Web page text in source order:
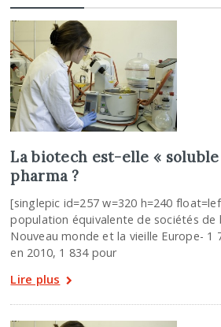
La biotech est-elle « soluble
pharma ?
[singlepic id=257 w=320 h=240
population équivalente de sociétés de
Nouveau monde et la vieille Europe- 1
en 2010, 1 834 pour
Lire plus